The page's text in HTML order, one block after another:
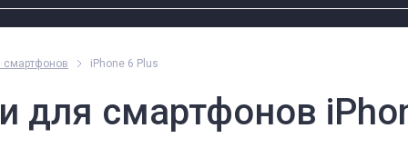
устройства, модель или серию
iPhone 6 Plus
для смартфонов